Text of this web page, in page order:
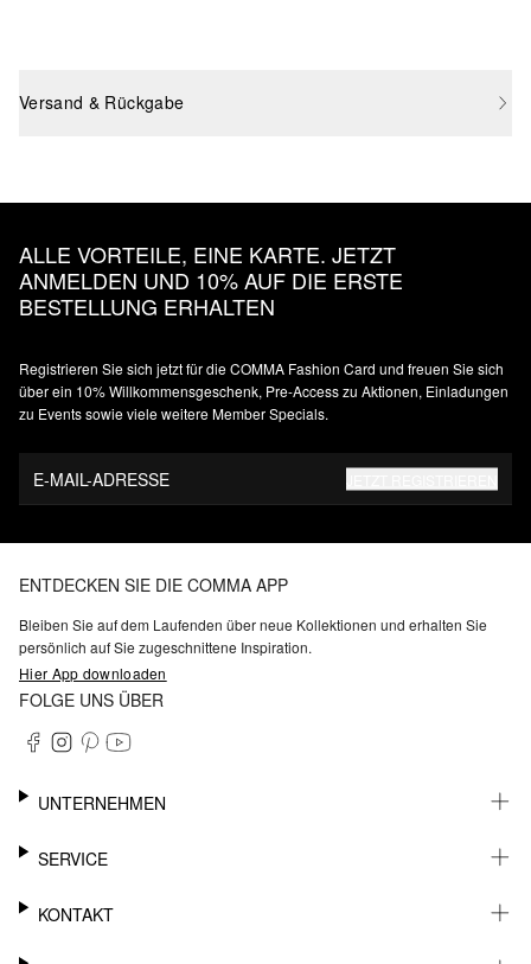
Versand & Rückgabe
ALLE VORTEILE, EINE KARTE. JETZT
ANMELDEN UND 10% AUF DIE ERSTE
BESTELLUNG ERHALTEN
Registrieren Sie sich jetzt für die COMMA Fashion Card und freuen Sie sich
über ein 10% Willkommensgeschenk, Pre-Access zu Aktionen, Einladungen
zu Events sowie viele weitere Member Specials.
E-MAIL-ADRESSE
ENTDECKEN SIE DIE COMMA APP
Bleiben Sie auf dem Laufenden über neue Kollektionen und erhalten Sie
persönlich auf Sie zugeschnittene Inspiration.
Hier App downloaden
FOLGE UNS ÜBER
UNTERNEHMEN
KARRIERE
BARRIEREFREIHEIT
SERVICE
WHATSAPP
KONTAKT